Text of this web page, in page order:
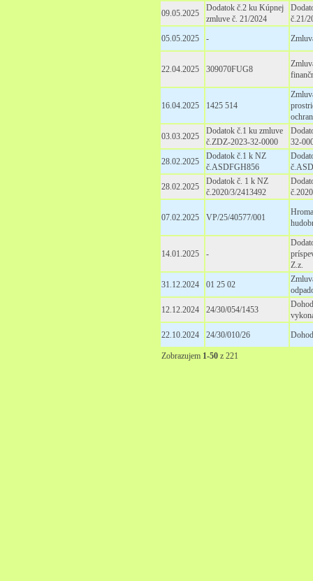
09.05.2025
Dodatok č.2 ku Kúpnej
zmluve č. 21/2024
č.21/
05.05.2025
-
22.04.2025 309070FUG8
16.04.2025 1425 514
03.03.2025
Dodatok č.1 ku zmluve
č.ZDZ-2023-32-0000
32-
28.02.2025
Dodatok č.1 k NZ
č.ASDFGH856
28.02.2025
Dodatok č. 1 k NZ
č.2020/3/2413492
07.02.2025 VP/25/40577/001
14.01.2025 -
Z.z.
31.12.2024
01 25 02
12.12.2024
24/30/054/1453
22.10.2024
24/30/010/26
Zobrazujem 1-50 z 221